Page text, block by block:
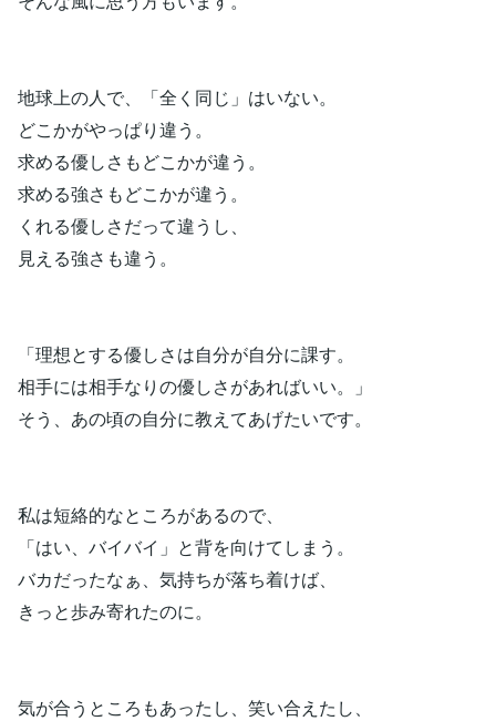
地球上の人で、「全く同じ」はいない。
どこかがやっぱり違う。
求める優しさもどこかが違う。
求める強さもどこかが違う。
くれる優しさだって違うし、
見える強さも違う。
「理想とする優しさは自分が自分に課す。
相手には相手なりの優しさがあればいい。」
そう、あの頃の自分に教えてあげたいです。
私は短絡的なところがあるので、
「はい、バイバイ」と背を向けてしまう。
バカだったなぁ、気持ちが落ち着けば、
きっと歩み寄れたのに。
気が合うところもあったし、笑い合えたし、